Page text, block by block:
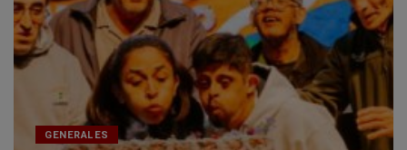
GENERALES